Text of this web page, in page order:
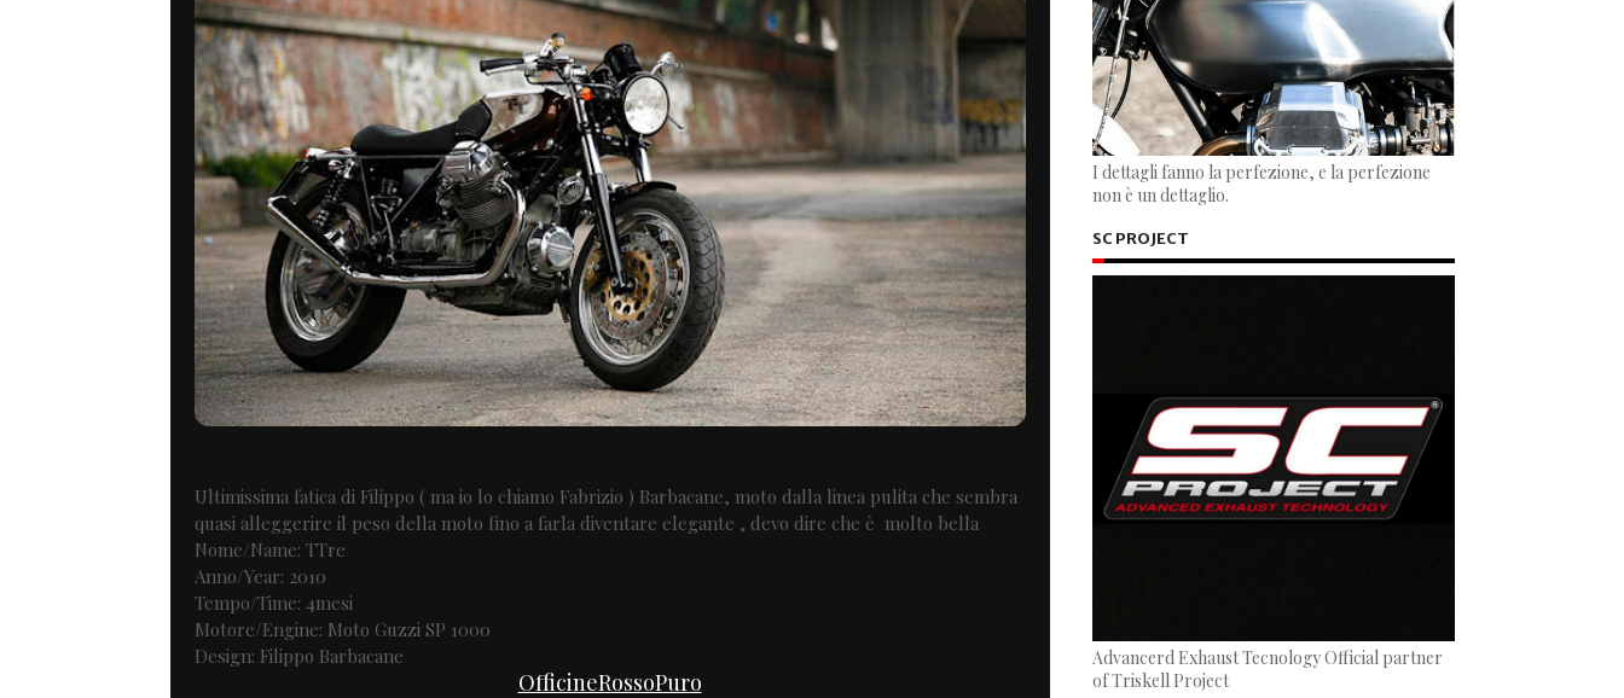
Ultimissima fatica di Filippo ( ma io lo chiamo Fabrizio ) Barbacane, moto dalla linea pulita che sembra
quasi alleggerire il peso della moto fino a farla diventare elegante , devo dire che è molto bella
Nome/Name: TTre
Anno/Year: 2010
Tempo/Time: 4mesi
Motore/Engine: Moto Guzzi SP 1000
Design: Filippo Barbacane
OfficineRossoPuro
I dettagli fanno la perfezione, e la perfezione
non è un dettaglio.
SC PROJECT
Advancerd Exhaust Tecnology Official partner
of Triskell Project